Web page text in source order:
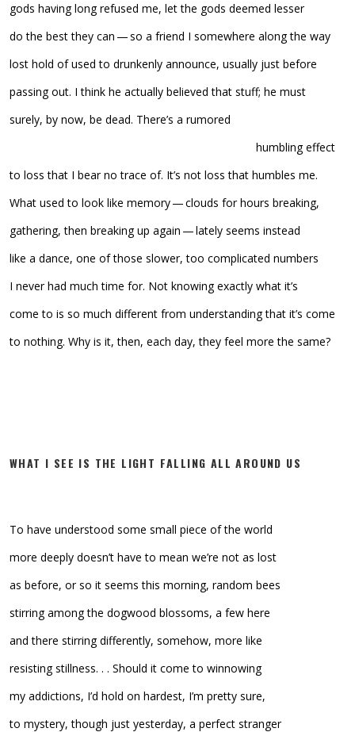
gods having long refused me, let the gods deemed lesser
do the best they can — so a friend I somewhere along the way
lost hold of used to drunkenly announce, usually just before
passing out. I think he actually believed that stuff; he must
surely, by now, be dead. There’s a rumored
humbling effect
to loss that I bear no trace of. It’s not loss that humbles me.
What used to look like memory — clouds for hours breaking,
gathering, then breaking up again — lately seems instead
like a dance, one of those slower, too complicated numbers
I never had much time for. Not knowing exactly what it’s
come to is so much different from understanding that it’s come
to nothing. Why is it, then, each day, they feel more the same?
WHAT I SEE IS THE LIGHT FALLING ALL AROUND US
To have understood some small piece of the world
more deeply doesn’t have to mean we’re not as lost
as before, or so it seems this morning, random bees
stirring among the dogwood blossoms, a few here
and there stirring differently, somehow, more like
resisting stillness. . . Should it come to winnowing
my addictions, I’d hold on hardest, I’m pretty sure,
to mystery, though just yesterday, a perfect stranger